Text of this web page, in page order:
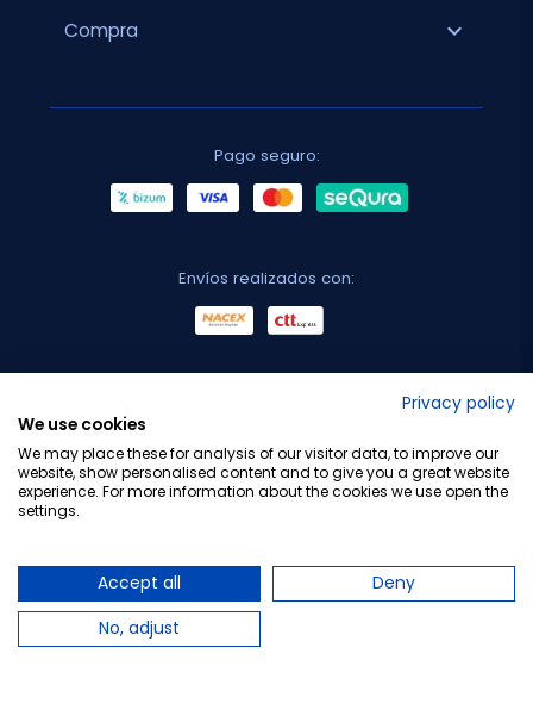
Compra expand_more
Pago seguro:
Envíos realizados con:
Privacy policy
We use cookies
We may place these for analysis of our visitor data, to improve our
website, show personalised content and to give you a great website
experience. For more information about the cookies we use open the
settings.
Accept all
Deny
No, adjust